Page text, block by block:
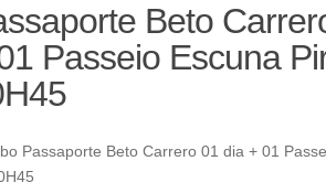
Beto
Passeio Escuna
Passaporte Beto Carrero 01 dia + 01